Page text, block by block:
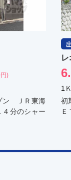
)
ン ＪＲ東海
４分のシャー
1
初